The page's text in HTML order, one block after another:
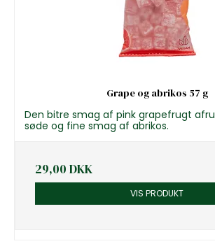
Grape og abrikos 57 g
Den bitre smag af pink grapefrugt
søde og fine smag af abrikos.
29,00 DKK
VIS PRODUKT